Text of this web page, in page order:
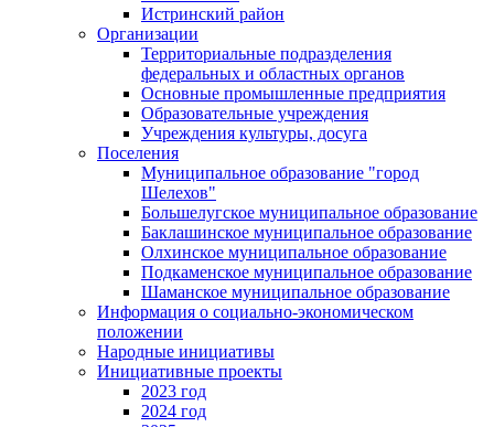
Истринский район
Организации
Территориальные подразделения
федеральных и областных органов
Основные промышленные предприятия
Образовательные учреждения
Учреждения культуры, досуга
Поселения
Муниципальное образование "город
Шелехов"
Большелугское муниципальное образование
Баклашинское муниципальное образование
Олхинское муниципальное образование
Подкаменское муниципальное образование
Шаманское муниципальное образование
Информация о социально-экономическом
положении
Народные инициативы
Инициативные проекты
2023 год
2024 год